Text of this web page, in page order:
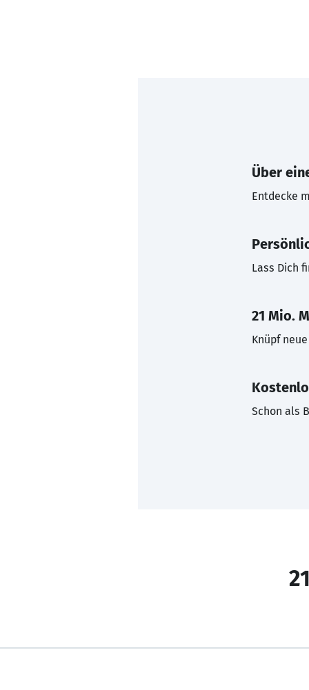
Über
Entdecke
Lass Dich
21 Mio.
Knüpf
Schon als